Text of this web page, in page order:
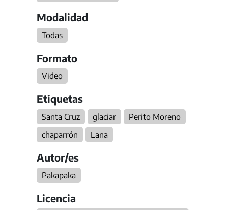
Modalidad
Todas
Formato
Video
Etiquetas
Santa Cruz glaciar
Perito Moreno
chaparrón
Lana
Autor/es
Pakapaka
Licencia